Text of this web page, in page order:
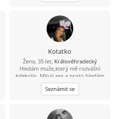
Kotatko
Žena, 35 let, Královéhradecký
Hledám muže,který mě rozvášní
kdekoliv. Miluji sex a proto hledám
pořádného chlapa,který mě udělá
vždy a všude !
Seznámit se